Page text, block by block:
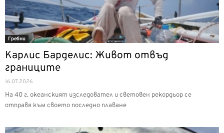
Гребни
Карлис Барделис: Живот отвъд
границите
16.07.2026
На 40 г. океанският изследовател и световен рекордьор се
отправя към своето последно плаване